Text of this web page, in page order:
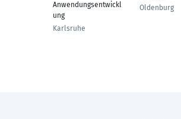
Anwendungsentwickl
ung
Karlsruhe
Oldenburg